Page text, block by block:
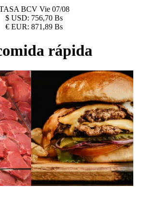
BCV Vie 07/08
$ USD: 756,70 Bs
€ EUR: 871,89 Bs
rápida